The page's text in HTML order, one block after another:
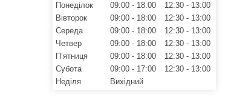
Понеділок 09:00 18:00 12:30
13:00
Вівторок
09:00 18:00 12:30
13:00
Середа
09:00 18:00 12:30
13:00
Четвер
09:00 18:00 12:30
13:00
Пʼятниця
09:00 18:00 12:30
13:00
Субота
09:00 17:00 12:30
13:00
Неділя
Вихідний